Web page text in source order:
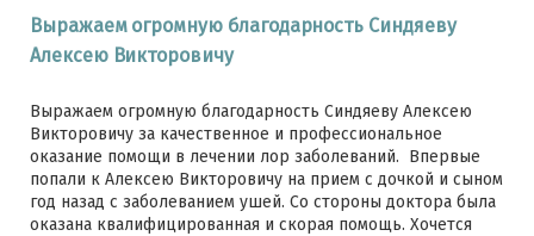
Выражаем огромную благодарность Синдяеву
Алексею Викторовичу
Выражаем огромную благодарность Синдяеву Алексею
Викторовичу за качественное и профессиональное
оказание помощи в лечении лор заболеваний. Впервые
попали к Алексею Викторовичу на прием с дочкой и сыном
год назад с заболеванием ушей. Со стороны доктора была
оказана квалифицированная и скорая помощь. Хочется